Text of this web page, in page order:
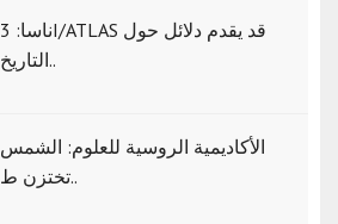
ناسا: 3I/ATLAS قد يقدم دلائل حول
التاريخ..
الأكاديمية الروسية للعلوم: الشمس
تختزن ط..